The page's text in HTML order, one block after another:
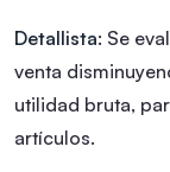
Detallista: Se
venta
utilidad bruta,
artículos.